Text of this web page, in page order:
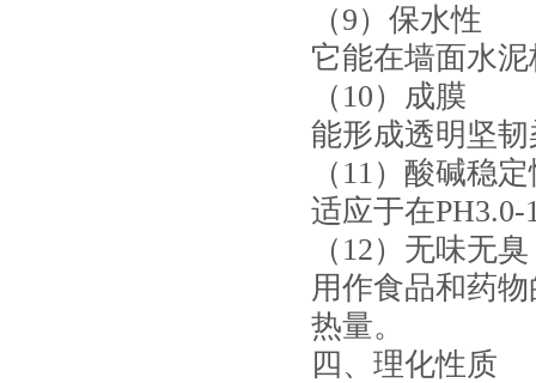
（9）保水性
它能在墙面水
（10）成膜
能形成透明坚
（11）酸碱稳
适应于在
（12）无味无
用作食品和药
热量。
四、理化性质